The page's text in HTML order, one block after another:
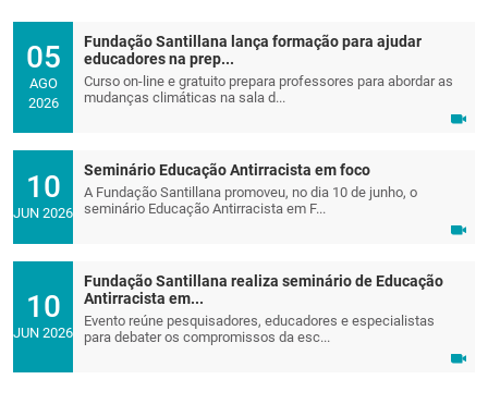
05
AGO
2026
Fundação Santillana lança formação para ajudar
educadores na prep...
Curso on-line e gratuito prepara professores para abordar as
mudanças climáticas na sala d...
10
JUN 2026
Seminário Educação Antirracista em foco
A Fundação Santillana promoveu, no dia 10 de junho, o
seminário Educação Antirracista em F...
10
JUN 2026
Fundação Santillana realiza seminário de Educação
Antirracista em...
Evento reúne pesquisadores, educadores e especialistas
para debater os compromissos da esc...